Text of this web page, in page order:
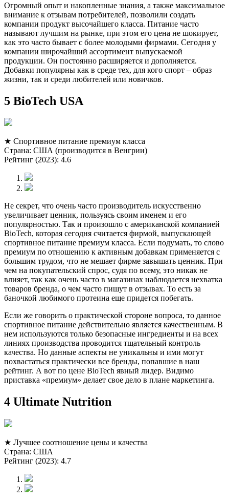
Огромный опыт и накопленные знания, а также максимальное
внимание к отзывам потребителей, позволили создать
компании продукт высочайшего класса. Питание часто
называют лучшим на рынке, при этом его цена не шокирует,
как это часто бывает с более молодыми фирмами. Сегодня у
компании широчайший ассортимент выпускаемой
продукции. Он постоянно расширяется и дополняется.
Добавки популярны как в среде тех, для кого спорт – образ
жизни, так и среди любителей или новичков.
5 BioTech USA
★ Спортивное питание премиум класса
Страна: США (производится в Венгрии)
Рейтинг (2023): 4.6
Не секрет, что очень часто производитель искусственно
увеличивает ценник, пользуясь своим именем и его
популярностью. Так и произошло с американской компанией
BioTech, которая сегодня считается фирмой, выпускающей
спортивное питание премиум класса. Если подумать, то слово
премиум по отношению к активным добавкам применяется с
большим трудом, что не мешает фирме завышать ценник. При
чем на покупательский спрос, судя по всему, это никак не
влияет, так как очень часто в магазинах наблюдается нехватка
товаров бренда, о чем часто пишут в отзывах. То есть за
баночкой любимого протеина еще придется побегать.
Если же говорить о практической стороне вопроса, то данное
спортивное питание действительно является качественным. В
нем используются только безопасные ингредиенты и на всех
линиях производства проводится тщательный контроль
качества. Но данные аспекты не уникальны и ими могут
похвастаться практически все бренды, попавшие в наш
рейтинг. А вот по цене BioTech явный лидер. Видимо
приставка «премиум» делает свое дело в плане маркетинга.
4 Ultimate Nutrition
★ Лучшее соотношение цены и качества
Страна: США
Рейтинг (2023): 4.7